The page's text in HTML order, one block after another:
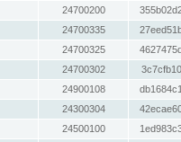
24700200
24700335
24700325
24700302
24900108
24300304
24500100